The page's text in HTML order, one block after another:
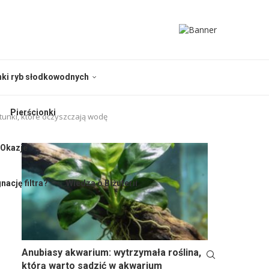
ryb słodkowodnych
Pierścionki
filtra? Wiedza o Biżuterii
które oczyszczają wodę
Anubiasy akwarium: wytrzymała roślina,
którą warto sadzić w akwarium